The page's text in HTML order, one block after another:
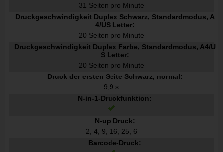
31 Seiten pro Minute
Druckgeschwindigkeit Duplex Schwarz, Standardmodus, A
4/US Letter:
20 Seiten pro Minute
Druckgeschwindigkeit Duplex Farbe, Standardmodus, A4/U
S Letter:
20 Seiten pro Minute
Druck der ersten Seite Schwarz, normal:
9,9 s
N-in-1-Druckfunktion:
N-up Druck:
2, 4, 9, 16, 25, 6
Barcode-Druck: